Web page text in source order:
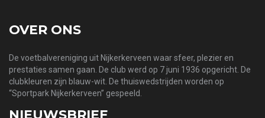
OVER ONS
De voetbalvereniging uit Nijkerkerveen waar sfeer, plezier en
prestaties samen gaan. De club werd op 7 juni 1936 opgericht. De
clubkleuren zijn blauw-wit. De thuiswedstrijden worden op
“Sportpark Nijkerkerveen” gespeeld.
NIEUWSBRIEF